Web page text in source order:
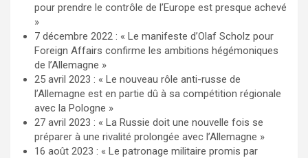
pour prendre le contrôle de l’Europe est presque achevé
»
7 décembre 2022 : « Le manifeste d’Olaf Scholz pour
Foreign Affairs confirme les ambitions hégémoniques
de l’Allemagne »
25 avril 2023 : « Le nouveau rôle anti-russe de
l’Allemagne est en partie dû à sa compétition régionale
avec la Pologne »
27 avril 2023 : « La Russie doit une nouvelle fois se
préparer à une rivalité prolongée avec l’Allemagne »
16 août 2023 : « Le patronage militaire promis par